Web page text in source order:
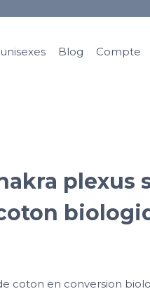
Blog Compte
plexus
coton en conversion